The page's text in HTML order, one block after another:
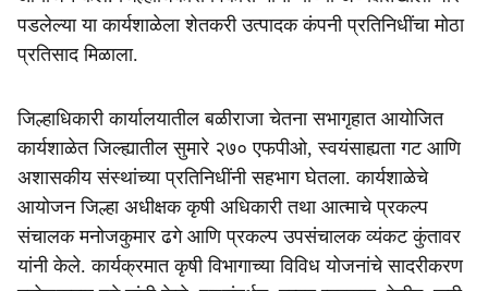
पडलेल्या या कार्यशाळेला शेतकरी उत्पादक कंपनी प्रतिनिधींचा मोठा
प्रतिसाद मिळाला.
जिल्हाधिकारी कार्यालयातील बळीराजा चेतना सभागृहात आयोजित
कार्यशाळेत जिल्ह्यातील सुमारे २७० एफपीओ, स्वयंसाह्यता गट आणि
अशासकीय संस्थांच्या प्रतिनिधींनी सहभाग घेतला. कार्यशाळेचे
आयोजन जिल्हा अधीक्षक कृषी अधिकारी तथा आत्माचे प्रकल्प
संचालक मनोजकुमार ढगे आणि प्रकल्प उपसंचालक व्यंकट कुंतावर
यांनी केले. कार्यक्रमात कृषी विभागाच्या विविध योजनांचे सादरीकरण